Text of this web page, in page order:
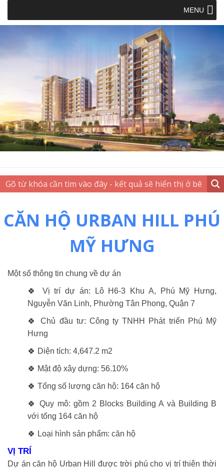
MENU
CĂN HỘ URBAN HILL PHÚ
MỸ HƯNG
Một số thông tin chung về dự án
🍀 Vị trí dự án: Lô H6-3 Khu A, Phú Mỹ Hưng,
Nguyễn Văn Linh, Phường Tân Phong, Quận 7
🍀 Chủ đầu tư: Công ty TNHH Phát triển Phú Mỹ
Hưng
🍀 Diện tích: 4,647.2 m2
🍀 Mật độ xây dựng: 56.10%
🍀 Tổng số lượng căn hộ: 164 căn hộ
🍀 Quy mô: gồm 2 Blocks Building A và Building B
với tổng 164 căn hộ
🍀 Loại hình sản phẩm: căn hộ
VỊ TRÍ
Dự án căn hộ Urban Hill được trời phú cho vị trí thiên thời